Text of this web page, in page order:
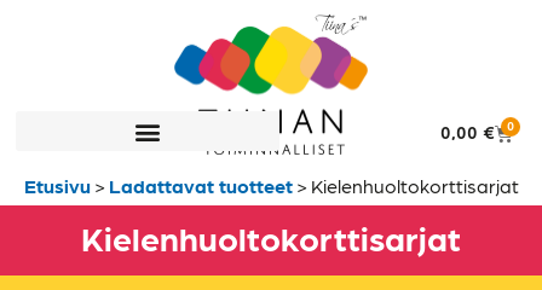
0,00 € 0
Etusivu> Ladattavat tuotteet> Kielenhuolto­korttisarjat
Kielenhuolto­korttisarjat